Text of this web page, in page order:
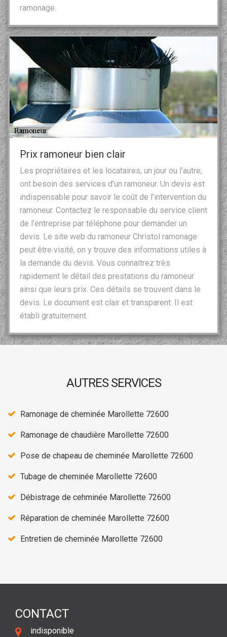
ramonage.
Prix ramoneur bien clair
Les propriétaires et les locataires, un jour ou l’autre,
ont besoin des services d’un ramoneur. Un devis est
indispensable pour savoir le coût de l’intervention du
ramoneur. Contactez le responsable du service client
de l’entreprise par téléphone pour demander un
devis. Le site web du ramoneur Christol ramonage
peut être visité, on y trouve des informations utiles à
la demande du devis. Vous connaitrez très
rapidement le détail des prestations du ramoneur
ainsi que leurs prix. Ces détails se trouvent dans le
devis. Le document est clair et transparent. Il est
établi gratuitement.
AUTRES SERVICES
Ramonage de cheminée Marollette 72600
Ramonage de chaudière Marollette 72600
Pose de chapeau de cheminée Marollette 72600
Tubage de cheminée Marollette 72600
Débistrage de cehminée Marollette 72600
Réparation de cheminée Marollette 72600
Entretien de cheminée Marollette 72600
CONTACT
indisponible